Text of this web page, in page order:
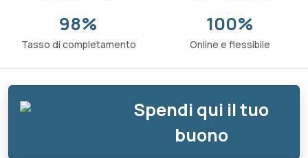
98%
Tasso di completamento
100%
Online e flessibile
Spendi qui il tuo
buono